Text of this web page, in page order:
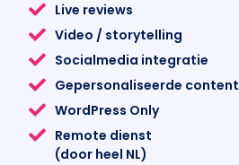
Live reviews
Video / storytelling
Socialmedia integratie
Gepersonaliseerde content
WordPress Only
Remote dienst
(door heel NL)